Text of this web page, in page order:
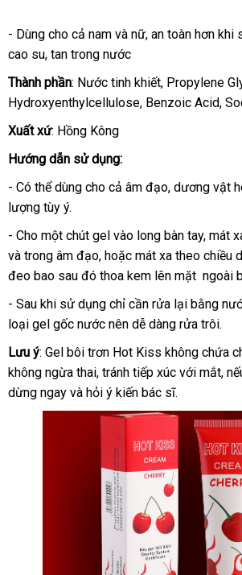
- Dùng cho cả nam và nữ, an toàn hơn
cao su, tan trong nước
Thành phần: Nước tinh khiết, Propylene
Hydroxyenthylcellulose, Benzoic Acid,
Xuất xứ: Hồng Kông
Hướng dẫn sử dụng:
- Có thể dùng cho cả âm đạo, dương vật
lượng tùy ý.
- Cho một chút gel vào long bàn tay, mát
và trong âm đạo, hoặc mát xa theo chiều
đeo bao sau đó thoa kem lên mặt ngoài
- Sau khi sử dụng chỉ cần rửa lại bằng
loại gel gốc nước nên dễ dàng rửa trôi.
Lưu ý: Gel bôi trơn Hot Kiss không chứa
không ngừa thai, tránh tiếp xúc với mắt,
dừng ngay và hỏi ý kiến bác sĩ.